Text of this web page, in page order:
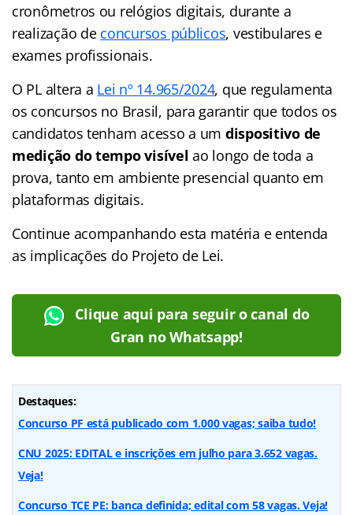
cronômetros ou relógios digitais, durante a
realização de concursos públicos, vestibulares e
exames profissionais.
O PL altera a Lei nº 14.965/2024, que regulamenta
os concursos no Brasil, para garantir que todos os
candidatos tenham acesso a um dispositivo de
medição do tempo visível ao longo de toda a
prova, tanto em ambiente presencial quanto em
plataformas digitais.
Continue acompanhando esta matéria e entenda
as implicações do Projeto de Lei.
Clique aqui para seguir o canal do
Gran no Whatsapp!
Destaques:
Concurso PF está publicado com 1.000 vagas; saiba tudo!
CNU 2025: EDITAL e inscrições em julho para 3.652 vagas.
Veja!
Concurso TCE PE: banca definida; edital com 58 vagas. Veja!